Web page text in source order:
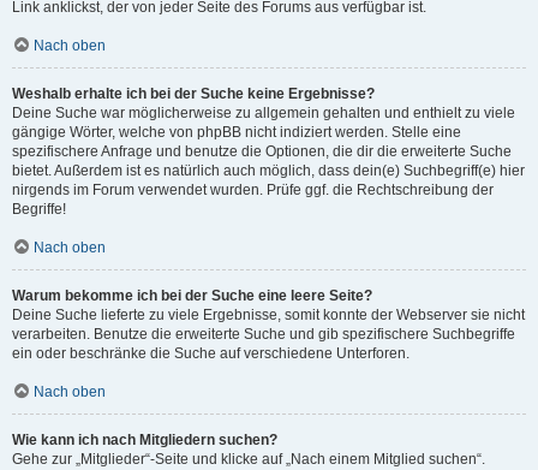
Link anklickst, der von jeder Seite des Forums aus verfügbar ist.
Nach oben
Weshalb erhalte ich bei der Suche keine Ergebnisse?
Deine Suche war möglicherweise zu allgemein gehalten und enthielt zu viele
gängige Wörter, welche von phpBB nicht indiziert werden. Stelle eine
spezifischere Anfrage und benutze die Optionen, die dir die erweiterte Suche
bietet. Außerdem ist es natürlich auch möglich, dass dein(e) Suchbegriff(e) hier
nirgends im Forum verwendet wurden. Prüfe ggf. die Rechtschreibung der
Begriffe!
Nach oben
Warum bekomme ich bei der Suche eine leere Seite?
Deine Suche lieferte zu viele Ergebnisse, somit konnte der Webserver sie nicht
verarbeiten. Benutze die erweiterte Suche und gib spezifischere Suchbegriffe
ein oder beschränke die Suche auf verschiedene Unterforen.
Nach oben
Wie kann ich nach Mitgliedern suchen?
Gehe zur „Mitglieder“-Seite und klicke auf „Nach einem Mitglied suchen“.